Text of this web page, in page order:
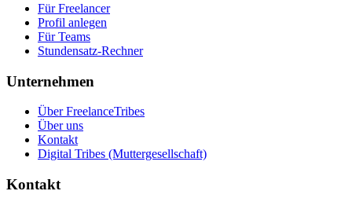
Für Freelancer
Profil anlegen
Für Teams
Stundensatz-Rechner
Unternehmen
Über FreelanceTribes
Über uns
Kontakt
Digital Tribes (Muttergesellschaft)
Kontakt